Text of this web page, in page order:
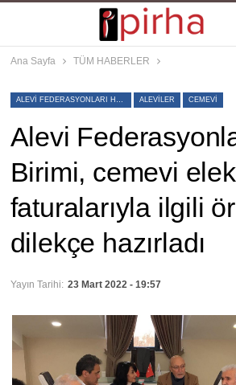
Ana Sayfa TÜM HABERLER
ALEVI FEDERASYONLARI HUKUK BIRIMI ALEVILER CEMEVI
Alevi
Birimi, cemevi
faturalarıyla ilgili
dilekçe hazırladı
Yayın Tarihi: 23 Mart 2022 - 19:57